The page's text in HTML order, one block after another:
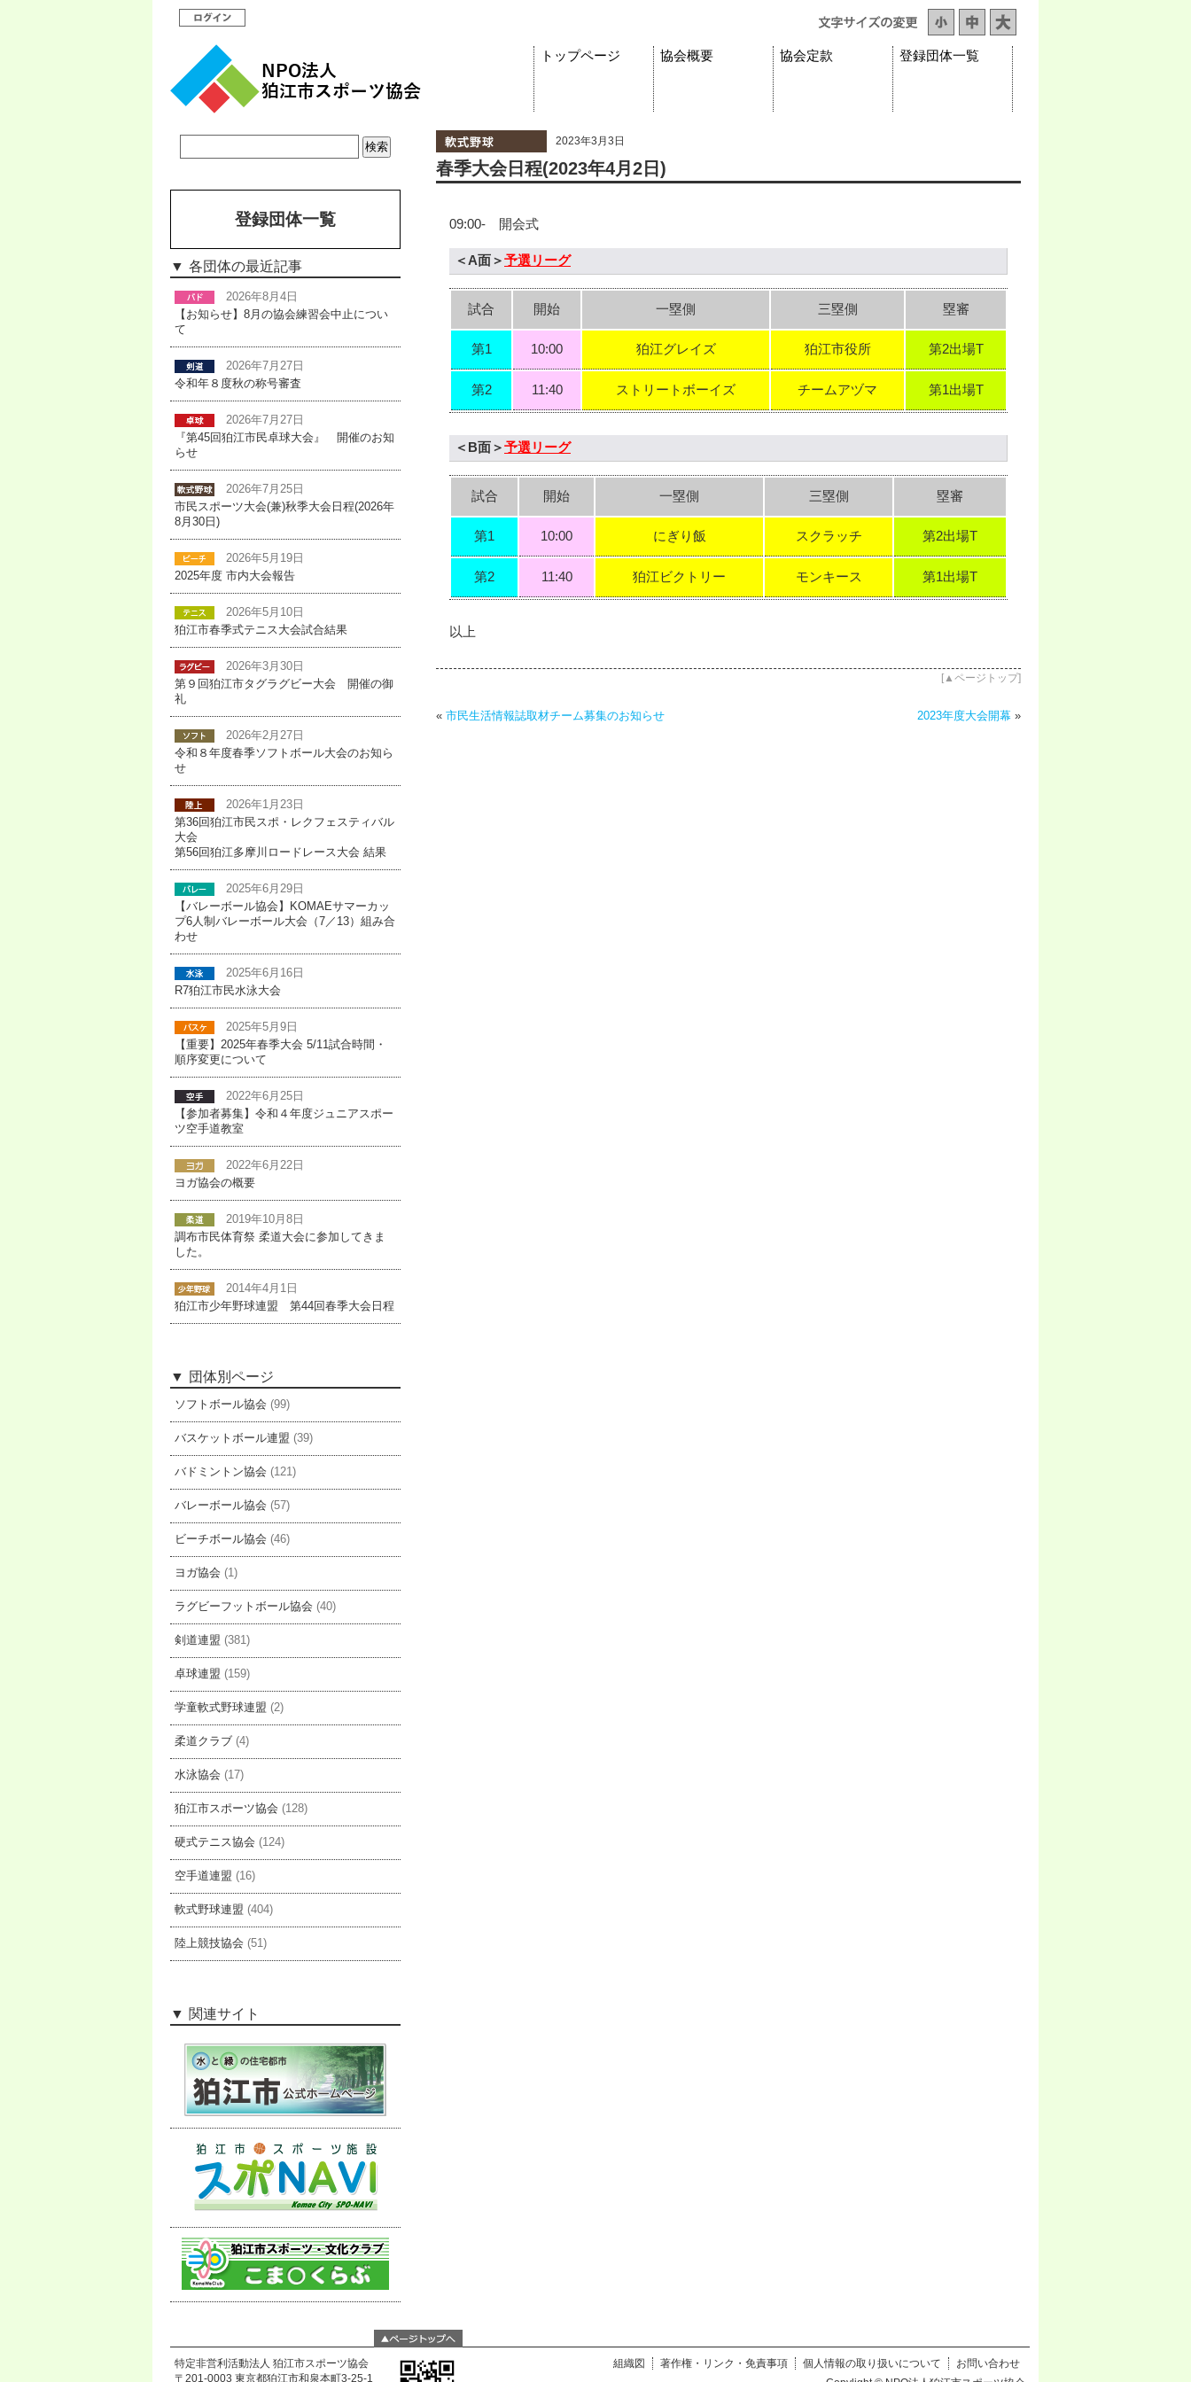
トップページ 協会概要 協会定款 登録団体一覧
2023年3月3日
春季大会日程(2023年4月2日)
09:00- 開会式
＜A面＞予選リーグ
試合 開始 一塁側 三塁側 塁審
第1 10:00 狛江グレイズ 狛江市役所 第2出場T
第2 11:40 ストリートボーイズ チームアヅマ 第1出場T
＜B面＞予選リーグ
試合 開始 一塁側 三塁側 塁審
第1 10:00 にぎり飯 スクラッチ 第2出場T
第2 11:40 狛江ビクトリー モンキース 第1出場T
以上
[▲ページトップ]
« 市民生活情報誌取材チーム募集のお知らせ 2023年度大会開幕 »
登録団体一覧
各団体の最近記事
2026年8月4日
【お知らせ】8月の協会練習会中止につい
て
2026年7月27日
令和年８度秋の称号審査
2026年7月27日
『第45回狛江市民卓球大会』 開催のお知
らせ
2026年7月25日
市民スポーツ大会(兼)秋季大会日程(2026年
8月30日)
2026年5月19日
2025年度 市内大会報告
2026年5月10日
狛江市春季式テニス大会試合結果
2026年3月30日
第９回狛江市タグラグビー大会 開催の御
礼
2026年2月27日
令和８年度春季ソフトボール大会のお知ら
せ
2026年1月23日
第36回狛江市民スポ・レクフェスティバル
大会
第56回狛江多摩川ロードレース大会 結果
2025年6月29日
【バレーボール協会】KOMAEサマーカッ
プ6人制バレーボール大会（7／13）組み合
わせ
2025年6月16日
R7狛江市民水泳大会
2025年5月9日
【重要】2025年春季大会 5/11試合時間・
順序変更について
2022年6月25日
【参加者募集】令和４年度ジュニアスポー
ツ空手道教室
2022年6月22日
ヨガ協会の概要
2019年10月8日
調布市民体育祭 柔道大会に参加してきま
した。
2014年4月1日
狛江市少年野球連盟 第44回春季大会日程
団体別ページ
ソフトボール協会 (99)
バスケットボール連盟 (39)
バドミントン協会 (121)
バレーボール協会 (57)
ビーチボール協会 (46)
ヨガ協会 (1)
ラグビーフットボール協会 (40)
剣道連盟 (381)
卓球連盟 (159)
学童軟式野球連盟 (2)
柔道クラブ (4)
水泳協会 (17)
狛江市スポーツ協会 (128)
硬式テニス協会 (124)
空手道連盟 (16)
軟式野球連盟 (404)
陸上競技協会 (51)
関連サイト
特定非営利活動法人 狛江市スポーツ協会
〒201-0003 東京都狛江市和泉本町3-25-1
組織図 著作権・リンク・免責事項 個人情報の取り扱いについて
お問い合わせ